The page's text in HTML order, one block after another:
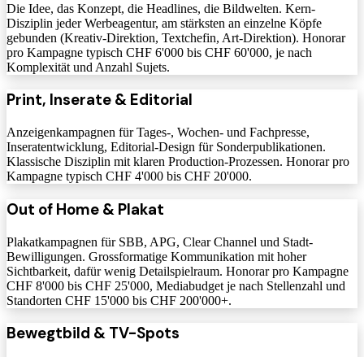
Die Idee, das Konzept, die Headlines, die Bildwelten. Kern-
Disziplin jeder Werbeagentur, am stärksten an einzelne Köpfe
gebunden (Kreativ-Direktion, Textchefin, Art-Direktion). Honorar
pro Kampagne typisch CHF 6'000 bis CHF 60'000, je nach
Komplexität und Anzahl Sujets.
Print, Inserate & Editorial
Anzeigenkampagnen für Tages-, Wochen- und Fachpresse,
Inseratentwicklung, Editorial-Design für Sonderpublikationen.
Klassische Disziplin mit klaren Production-Prozessen. Honorar pro
Kampagne typisch CHF 4'000 bis CHF 20'000.
Out of Home & Plakat
Plakatkampagnen für SBB, APG, Clear Channel und Stadt-
Bewilligungen. Grossformatige Kommunikation mit hoher
Sichtbarkeit, dafür wenig Detailspielraum. Honorar pro Kampagne
CHF 8'000 bis CHF 25'000, Mediabudget je nach Stellenzahl und
Standorten CHF 15'000 bis CHF 200'000+.
Bewegtbild & TV-Spots